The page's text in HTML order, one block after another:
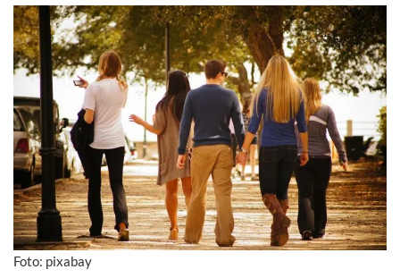
Foto: pixabay